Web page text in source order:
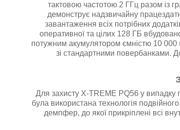
тактовою частотою 2 ГГц разом із
демонструє надзвичайну
завантаження всіх потрібних
оперативної та цілих 128 ГБ
потужним акумулятором ємністю 10
зі стандартними повербанками.
Для захисту X-TREME PQ56 у випадку
була використана технологія
демпфер, до якої прикріплені всі